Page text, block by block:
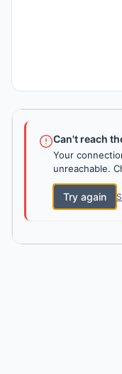
Can't reach
Your
unreachable.
Try again